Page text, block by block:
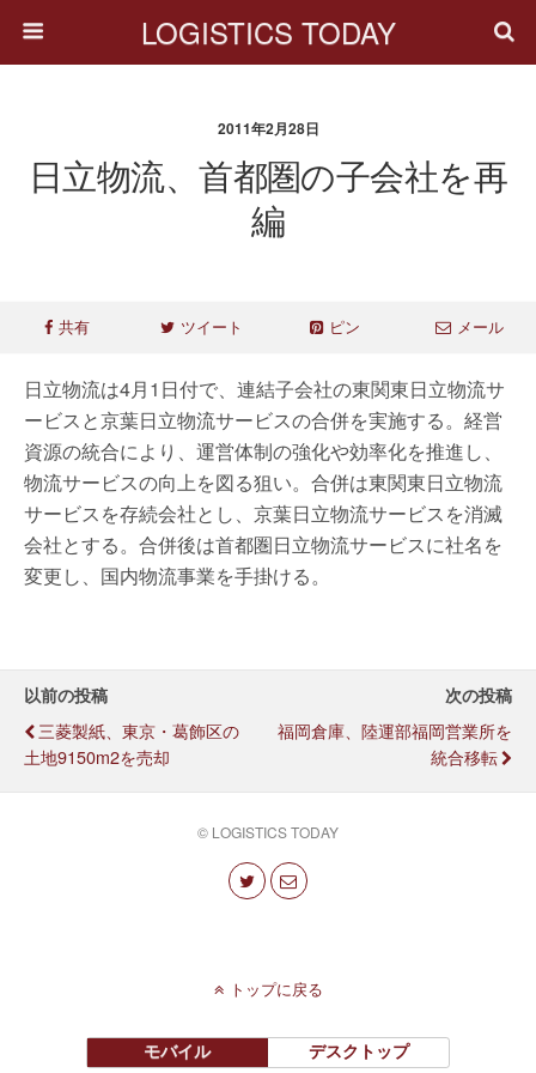
LOGISTICS TODAY
2011年2月28日
日立物流、首都圏の子会社を再
編
共有 ツイート ピン メール
日立物流は4月1日付で、連結子会社の東関東日立物流サ
ービスと京葉日立物流サービスの合併を実施する。経営
資源の統合により、運営体制の強化や効率化を推進し、
物流サービスの向上を図る狙い。合併は東関東日立物流
サービスを存続会社とし、京葉日立物流サービスを消滅
会社とする。合併後は首都圏日立物流サービスに社名を
変更し、国内物流事業を手掛ける。
以前の投稿
三菱製紙、東京・葛飾区の
土地9150m2を売却
次の投稿
福岡倉庫、陸運部福岡営業所を
統合移転
© LOGISTICS TODAY
トップに戻る
モバイル デスクトップ